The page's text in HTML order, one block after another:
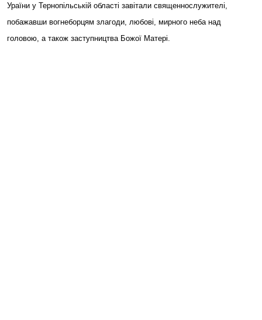
Ураїни у Тернопільській області завітали священнослужителі,
побажавши вогнеборцям злагоди, любові, мирного неба над
головою, а також заступництва Божої Матері.